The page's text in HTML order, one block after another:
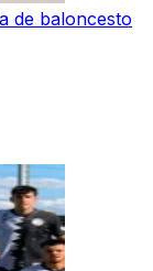
de baloncesto